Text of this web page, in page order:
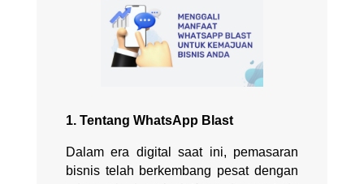
1. Tentang WhatsApp Blast
Dalam era digital saat ini, pemasaran
bisnis telah berkembang pesat dengan